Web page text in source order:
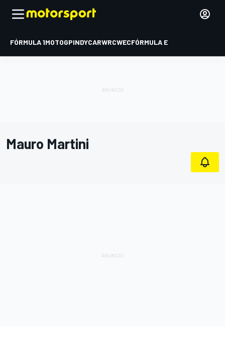
FÓRMULA 1MOTOGPINDYCARWRCWECFÓRMULA E
Mauro Martini